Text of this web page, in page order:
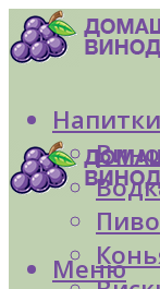
Напитки
Вино
Пиво
Меню